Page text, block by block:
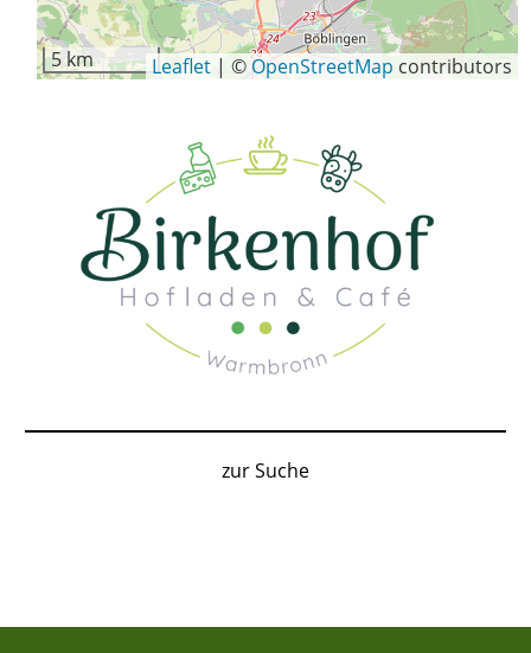
5 km Leaflet | ©OpenStreetMap contributors
zur Suche